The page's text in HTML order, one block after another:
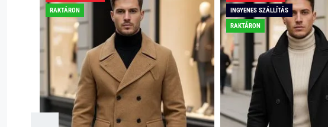
RAKTÁRON
INGYENES SZÁLLÍTÁS
RAKTÁRON